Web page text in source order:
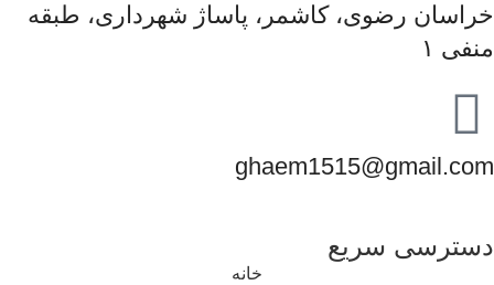
خراسان رضوی، کاشمر، پاساژ شهرداری، طبقه
منفی ۱
ghaem1515@gmail.com
دسترسی سریع
خانه